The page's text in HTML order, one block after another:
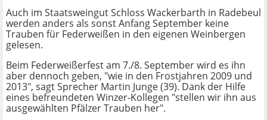
Auch im Staatsweingut Schloss Wackerbarth in Radebeul
werden anders als sonst Anfang September keine
Trauben für Federweißen in den eigenen Weinbergen
gelesen.
Beim Federweißerfest am 7./8. September wird es ihn
aber dennoch geben, "wie in den Frostjahren 2009 und
2013", sagt Sprecher Martin Junge (39). Dank der Hilfe
eines befreundeten Winzer-Kollegen "stellen wir ihn aus
ausgewählten Pfälzer Trauben her".